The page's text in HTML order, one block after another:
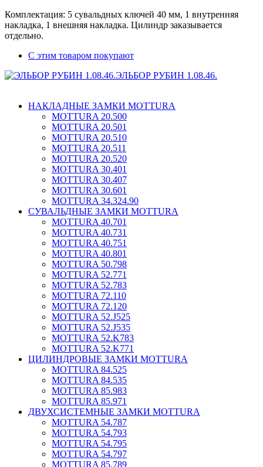
Комплектация: 5 сувальдных ключей 40 мм, 1 внутренняя
накладка, 1 внешняя накладка. Цилиндр заказывается
отдельно.
С этим товаром покупают
ЭЛЬБОР РУБИН 1.08.46.
НАКЛАДНЫЕ ЗАМКИ MOTTURA
MOTTURA 20.500
MOTTURA 20.501
MOTTURA 20.510
MOTTURA 20.511
MOTTURA 20.520
MOTTURA 30.401
MOTTURA 30.407
MOTTURA 30.601
MOTTURA 34.324.90
СУВАЛЬДНЫЕ ЗАМКИ MOTTURA
MOTTURA 40.701
MOTTURA 40.731
MOTTURA 40.751
MOTTURA 40.801
MOTTURA 50.798
MOTTURA 52.771
MOTTURA 52.783
MOTTURA 72.110
MOTTURA 72.120
MOTTURA 52.J525
MOTTURA 52.J535
MOTTURA 52.K783
MOTTURA 52.K771
ЦИЛИНДРОВЫЕ ЗАМКИ MOTTURA
MOTTURA 84.525
MOTTURA 84.535
MOTTURA 85.983
MOTTURA 85.971
ДВУХСИСТЕМНЫЕ ЗАМКИ MOTTURA
MOTTURA 54.787
MOTTURA 54.793
MOTTURA 54.795
MOTTURA 54.797
MOTTURA 85.789